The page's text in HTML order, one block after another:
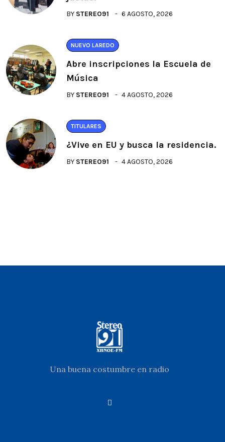
BY STEREO91 6 AGOSTO, 2026
NUEVO LAREDO
Abre inscripciones la Escuela de
Música
BY STEREO91 4 AGOSTO, 2026
TITULARES
¿Vive en EU y busca la residencia.
BY STEREO91 4 AGOSTO, 2026
Una buena costumbre en radio